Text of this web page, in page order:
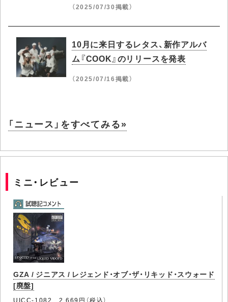
（2025/07/30掲載）
10月に来日するレタス、新作アルバ
ム『COOK』のリリースを発表
（2025/07/16掲載）
「ニュース」をすべてみる»
ミニ・レビュー
GZA / ジニアス / レジェンド・オブ・ザ・リキッド・スウォード
[廃盤]
UICC-1082 2,669円（税込）